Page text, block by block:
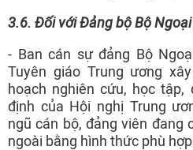
3.6. Đối vớiĐảng bộ Bộ
- Ban cán sự đảng Bộ
Tuyên giáo Trung ương
hoạch nghiên cứu, học tập,
định của Hội nghị Trung
ngũ cán bộ, đảng viên đang
ngoài bằng hình thức phù